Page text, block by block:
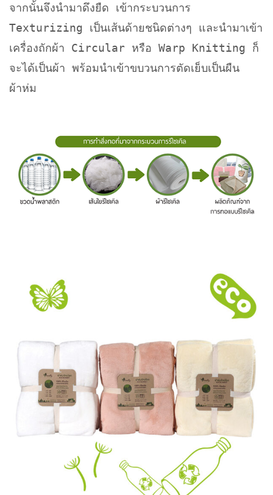
จากนั้นจึงนำมาดึงยืด เข้ากระบวนการ
Texturizing เป็นเส้นด้ายชนิดต่างๆ และนำมาเข้า
เครื่องถักผ้า Circular หรือ Warp Knitting ก็
จะได้เป็นผ้า พร้อมนำเข้าขบวนการตัดเย็บเป็นผืน
ผ้าห่ม